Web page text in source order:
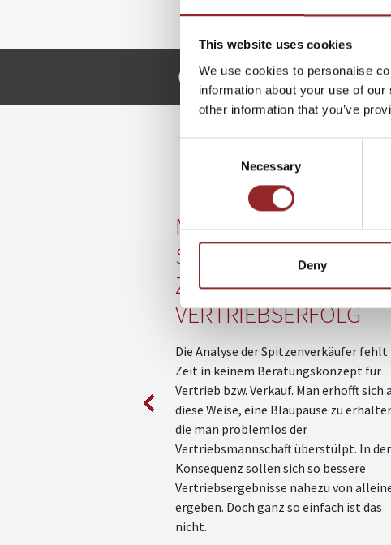
This website uses cookies
We use cookies to personalise
information about your use of
other information that you’ve
Necessary
Deny
Techniken und Tipps für ein
m.schmaeh@5-sterne-
MIT
SPITZENVERKÄUFERN
ZUM SCHNELLEREN
VERTRIEBSERFOLG
Die Analyse der Spitzenverkäufer fehlt
Zeit in keinem Beratungskonzept für
Vertrieb bzw. Verkauf. Man erhofft sich
diese Weise, eine Blaupause zu
die man problemlos der
Vertriebsmannschaft überstülpt. In der
Konsequenz sollen sich so bessere
Vertriebsergebnisse nahezu von
ergeben. Doch ganz so einfach ist das
nicht.